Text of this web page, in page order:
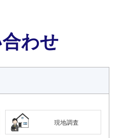
わせ
現地調査